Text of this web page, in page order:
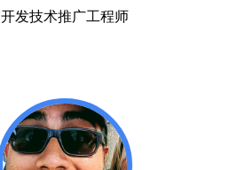
开发技术推广工程师